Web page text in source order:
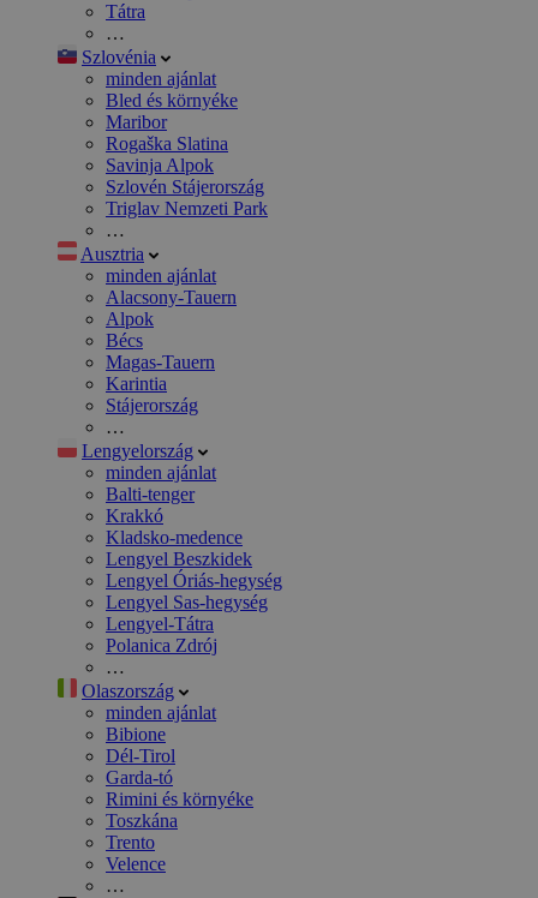
Tátra
…
Szlovénia
minden ajánlat
Bled és környéke
Maribor
Rogaška Slatina
Savinja Alpok
Szlovén Stájerország
Triglav Nemzeti Park
…
Ausztria
minden ajánlat
Alacsony-Tauern
Alpok
Bécs
Magas-Tauern
Karintia
Stájerország
…
Lengyelország
minden ajánlat
Balti-tenger
Krakkó
Kladsko-medence
Lengyel Beszkidek
Lengyel Óriás-hegység
Lengyel Sas-hegység
Lengyel-Tátra
Polanica Zdrój
…
Olaszország
minden ajánlat
Bibione
Dél-Tirol
Garda-tó
Rimini és környéke
Toszkána
Trento
Velence
…